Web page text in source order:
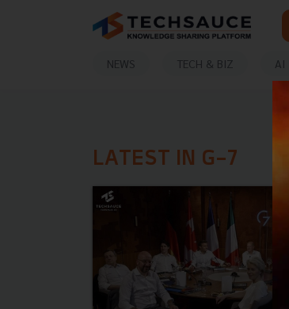
NEWS TECH & BIZ AI
LATEST IN G-7